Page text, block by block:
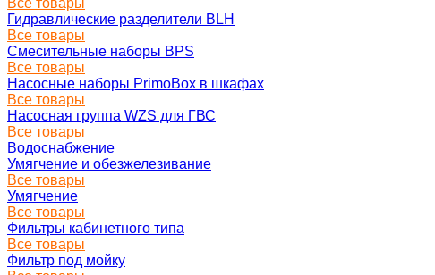
Все товары
Гидравлические разделители BLH
Все товары
Смесительные наборы BPS
Все товары
Насосные наборы PrimoBox в шкафах
Все товары
Насосная группа WZS для ГВС
Все товары
Водоснабжение
Умягчение и обезжелезивание
Все товары
Умягчение
Все товары
Фильтры кабинетного типа
Все товары
Фильтр под мойку